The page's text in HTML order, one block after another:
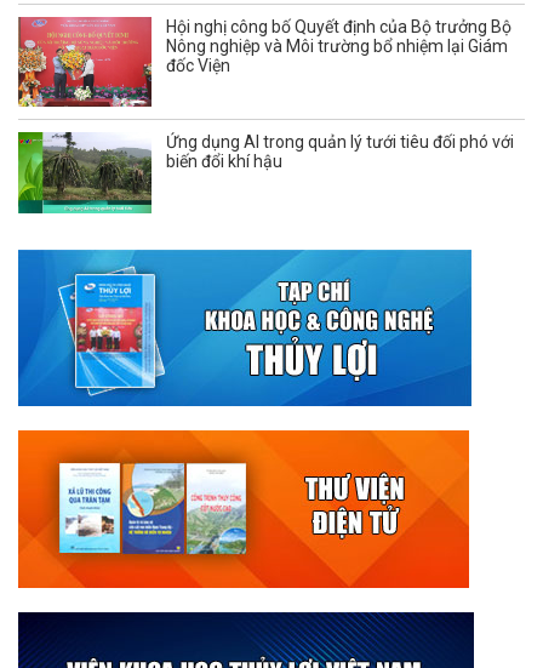
Hội nghị công bố Quyết định của Bộ trưởng Bộ
Nông nghiệp và Môi trường bổ nhiệm lại Giám
đốc Viện
Ứng dụng AI trong quản lý tưới tiêu đối phó với
biến đổi khí hậu